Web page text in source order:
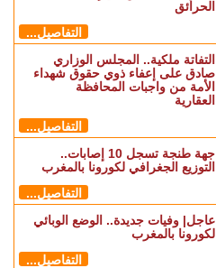
عاجل| ارتفاع في الإصابات ووفيات
جديدة.. الوضع الوبائي لكورونا
بالمغرب
نشرة خاصة: موجة حر بعدد من
المناطق بالمغرب
التفاصيل...
المضيق الفنيدق.. تمرين يرفع
جاهزية المتدخلين في إخماد
الحرائق